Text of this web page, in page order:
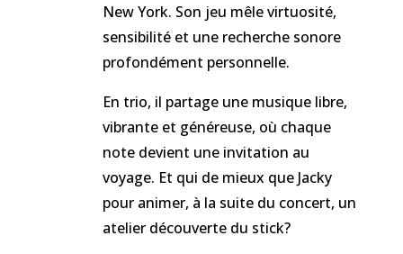
New York. Son jeu mêle virtuosité,
sensibilité et une recherche sonore
profondément personnelle.
En trio, il partage une musique libre,
vibrante et généreuse, où chaque
note devient une invitation au
voyage. Et qui de mieux que Jacky
pour animer, à la suite du concert, un
atelier découverte du stick?